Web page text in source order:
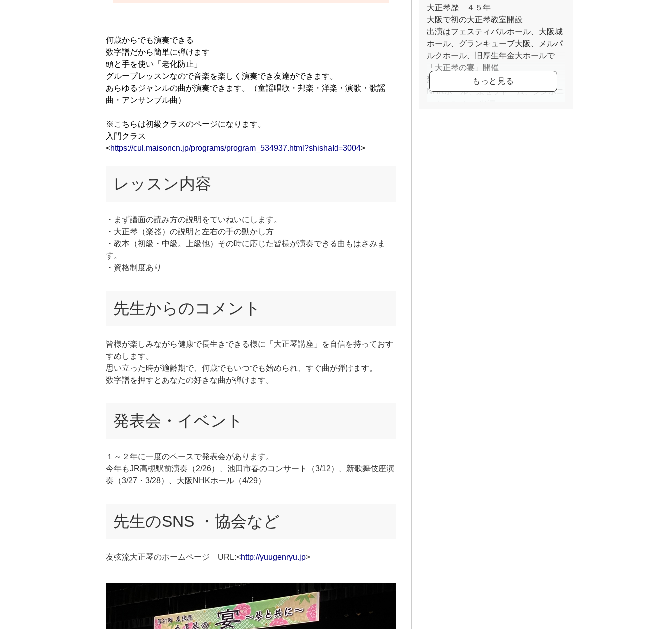
何歳からでも演奏できる
数字譜だから簡単に弾けます
頭と手を使い「老化防止」
グループレッスンなので音楽を楽しく演奏でき友達ができます。
あらゆるジャンルの曲が演奏できます。（童謡唱歌・邦楽・洋楽・演歌・歌謡
曲・アンサンブル曲）
※こちらは初級クラスのページになります。
入門クラス
<https://cul.maisoncn.jp/programs/program_534937.html?shishaId=3004>
レッスン内容
・まず譜面の読み方の説明をていねいにします。
・大正琴（楽器）の説明と左右の手の動かし方
・教本（初級・中級。上級他）その時に応じた皆様が演奏できる曲もはさみま
す。
・資格制度あり
先生からのコメント
皆様が楽しみながら健康で長生きできる様に「大正琴講座」を自信を持っておす
すめします。
思い立った時が適齢期で、何歳でもいつでも始められ、すぐ曲が弾けます。
数字譜を押すとあなたの好きな曲が弾けます。
発表会・イベント
１～２年に一度のペースで発表会があります。
今年もJR高槻駅前演奏（2/26）、池田市春のコンサート（3/12）、新歌舞伎座演
奏（3/27・3/28）、大阪NHKホール（4/29）
先生のSNS ・協会など
友弦流大正琴のホームページ URL:<http://yuugenryu.jp>
大正琴歴 ４５年
大阪で初の大正琴教室開設
出演はフェスティバルホール、大阪城
ホール、グランキューブ大阪、メルパ
ルクホール、旧厚生年金大ホールで
「大正琴の宴」開催
新歌舞伎座、東京NHKホール、大阪
NHKホール、京セラドーム、シンホニ